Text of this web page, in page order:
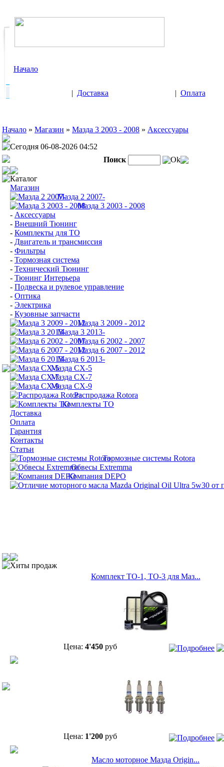
Начало
| Доставка | Оплата
Начало » Магазин » Мазда 3 2003 - 2008 » Аксессуары
Сегодня 06-08-2026 04:52
Поиск
Ok
Каталог
Магазин
Мазда 2 2007-
Мазда 3 2003 - 2008
- Аксессуары
- Внешний Тюнинг
- Комплекты для ТО
- Двигатель и трансмиссия
- Фильтры
- Тормозная система
- Технический Тюнинг
- Тюнинг Интерьера
- Подвеска и рулевое управление
- Оптика
- Электрика
- Кузовные запчасти
Мазда 3 2009 - 2012
Мазда 3 2013-
Мазда 6 2002 - 2007
Мазда 6 2007 - 2012
Мазда 6 2013-
Мазда CX-5
Мазда CX-7
Мазда СХ-9
Распродажа Rotora
Комплекты ТО
Доставка
Оплата
Гарантия
Контакты
Статьи
Тормозные системы Rotora
Обвесы Extremma
Компания DEPO
Хиты продаж
Комплект ТО-1, ТО-3 для Маз...
Цена: 4'450руб
Цена: 1'200руб
Масло моторное Мазда Origin...